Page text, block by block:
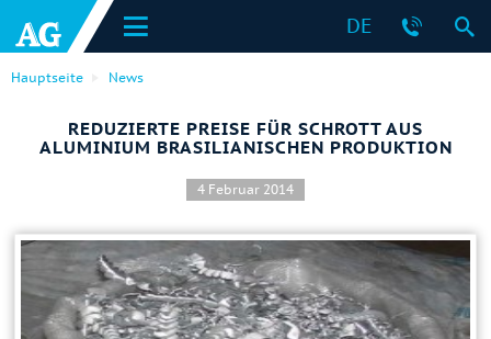
DE
Hauptseite News
REDUZIERTE PREISE FÜR SCHROTT AUS
ALUMINIUM BRASILIANISCHEN PRODUKTION
4 Februar 2014